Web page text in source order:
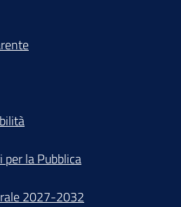
la Pubblica
2027-2032